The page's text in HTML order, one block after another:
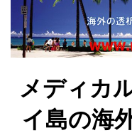
メディカ
イ島の海